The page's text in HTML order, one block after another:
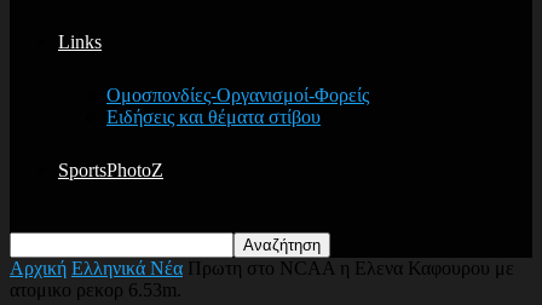
Links
Ομοσπονδίες-Οργανισμοί-Φορείς
Ειδήσεις και θέματα στίβου
SportsPhotoZ
Αρχική Ελληνικά Νέα Πρωτη στο NCAA η Ελενα Καφουρου με
ατομικο ρεκορ 6.53m.